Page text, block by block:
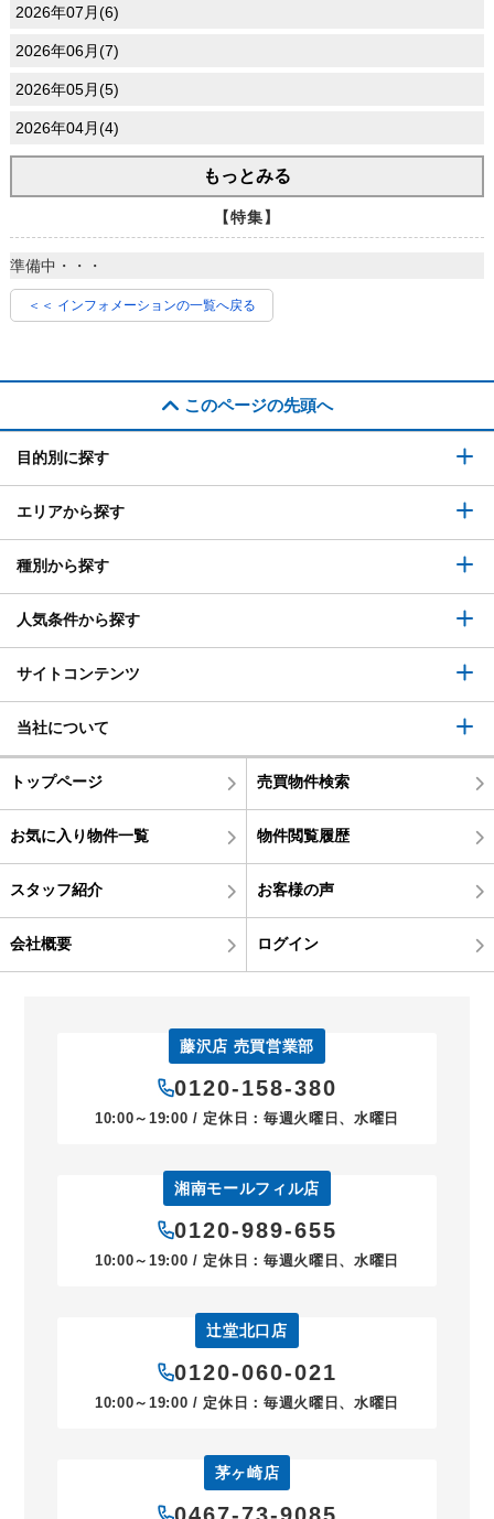
2026年07月(6)
2026年06月(7)
2026年05月(5)
2026年04月(4)
もっとみる
【特集】
準備中・・・
＜＜ インフォメーションの一覧へ戻る
このページの先頭へ
目的別に探す
エリアから探す
種別から探す
人気条件から探す
サイトコンテンツ
当社について
トップページ 売買物件検索
お気に入り物件一覧 物件閲覧履歴
スタッフ紹介 お客様の声
会社概要 ログイン
藤沢店 売買営業部
0120-158-380
10:00～19:00 / 定休日：毎週火曜日、水曜日
湘南モールフィル店
0120-989-655
10:00～19:00 / 定休日：毎週火曜日、水曜日
辻堂北口店
0120-060-021
10:00～19:00 / 定休日：毎週火曜日、水曜日
茅ヶ崎店
0467-73-9085